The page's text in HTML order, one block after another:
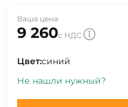
Ваша цена
9 260с НДС
Цвет:синий
Не нашли нужный?